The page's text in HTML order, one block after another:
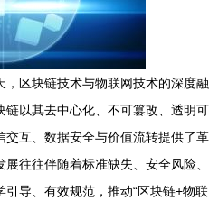
区块链技术与物联网技术的深度融
以其去中心化、不可篡改、透明可
互、数据安全与价值流转提供了革
往往伴随着标准缺失、安全风险、
导、有效规范，推动“区块链+物联